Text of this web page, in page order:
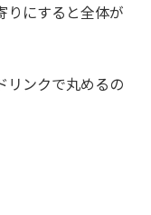
りにすると全体が
リンクで丸めるの